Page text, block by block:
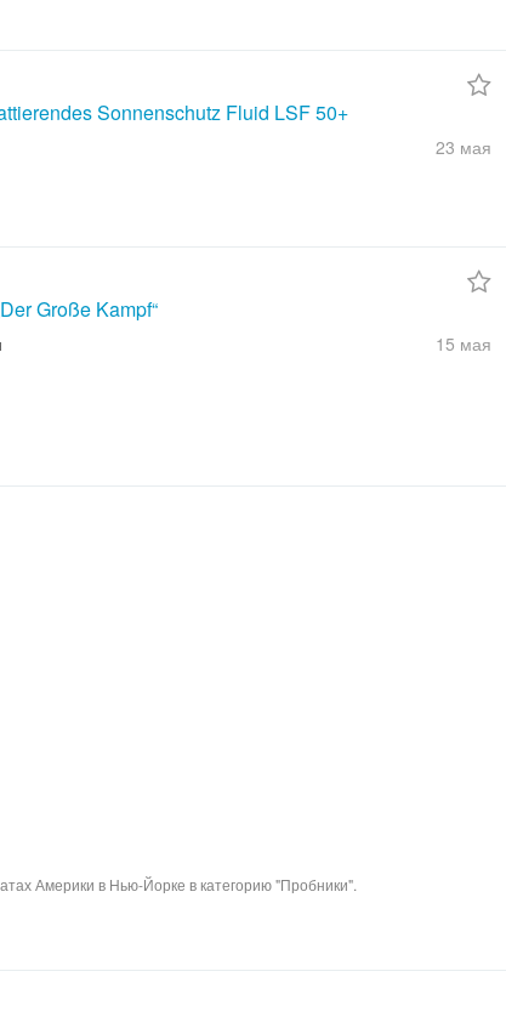
Sonnenschutz Fluid LSF 50+
23 мая
Große Kampf“
15 мая
Америки в Нью-Йорке в категорию "Пробники".